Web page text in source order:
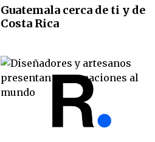
Guatemala cerca de ti y de
Costa Rica